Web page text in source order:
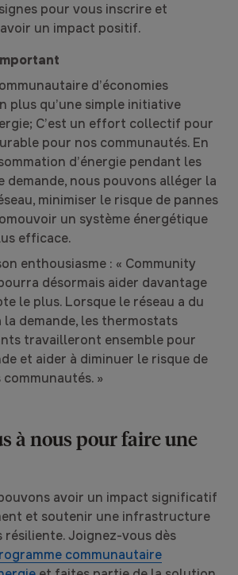
pour vous inscrire et
un impact positif.
d’économies
plus qu’une simple initiative
C’est un effort collectif pour
pour nos communautés. En
d’énergie pendant les
demande, nous pouvons alléger la
minimiser le risque de pannes
un système énergétique
efficace.
enthousiasme : « Community
désormais aider davantage
le plus. Lorsque le réseau a du
la demande, les thermostats
travailleront ensemble pour
et aider à diminuer le risque de
»
à nous pour faire une
avoir un impact significatif
et soutenir une infrastructure
résiliente. Joignez-vous dès
communautaire